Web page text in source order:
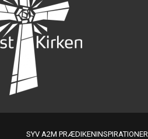
SYV A2M PRÆDIKENINSPIRATIONER